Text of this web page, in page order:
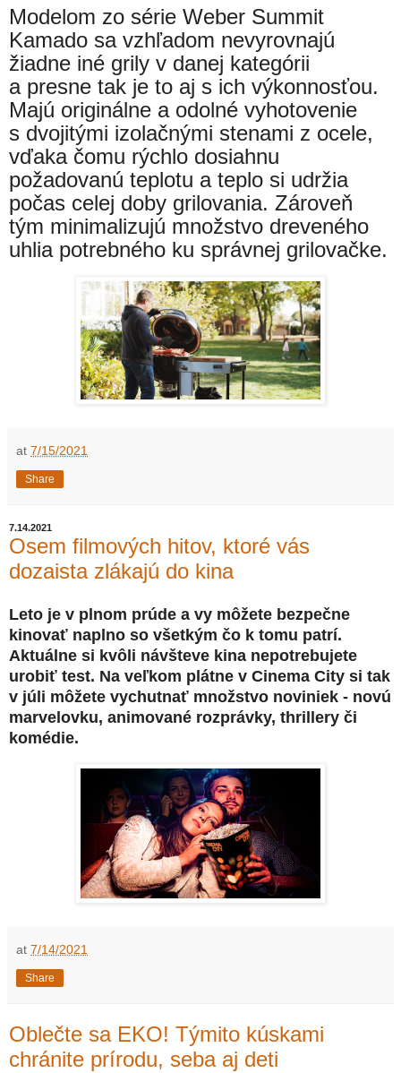
Modelom zo série Weber Summit
Kamado sa vzhľadom nevyrovnajú
žiadne iné grily v danej kategórii
a presne tak je to aj s ich výkonnosťou.
Majú originálne a odolné vyhotovenie
s dvojitými izolačnými stenami z ocele,
vďaka čomu rýchlo dosiahnu
požadovanú teplotu a teplo si udržia
počas celej doby grilovania. Zároveň
tým minimalizujú množstvo dreveného
uhlia potrebného ku správnej grilovačke.
at 7/15/2021
Share
7.14.2021
Osem filmových hitov, ktoré vás
dozaista zlákajú do kina
Leto je v plnom prúde a vy môžete bezpečne
kinovať naplno so všetkým čo k tomu patrí.
Aktuálne si kvôli návšteve kina nepotrebujete
urobiť test. Na veľkom plátne v Cinema City si tak
v júli môžete vychutnať množstvo noviniek - novú
marvelovku, animované rozprávky, thrillery či
komédie.
at 7/14/2021
Share
Oblečte sa EKO! Týmito kúskami
chránite prírodu, seba aj deti